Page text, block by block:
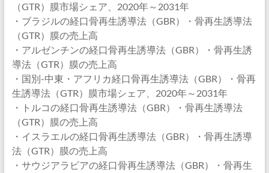
（GTR）膜市場シェア、2020年～2031年
・ブラジルの経口骨再生誘導法（GBR）・骨再生誘導法
（GTR）膜の売上高
・アルゼンチンの経口骨再生誘導法（GBR）・骨再生誘
導法（GTR）膜の売上高
・国別-中東・アフリカ経口骨再生誘導法（GBR）・骨再
生誘導法（GTR）膜市場シェア、2020年～2031年
・トルコの経口骨再生誘導法（GBR）・骨再生誘導法
（GTR）膜の売上高
・イスラエルの経口骨再生誘導法（GBR）・骨再生誘導
法（GTR）膜の売上高
・サウジアラビアの経口骨再生誘導法（GBR）・骨再生